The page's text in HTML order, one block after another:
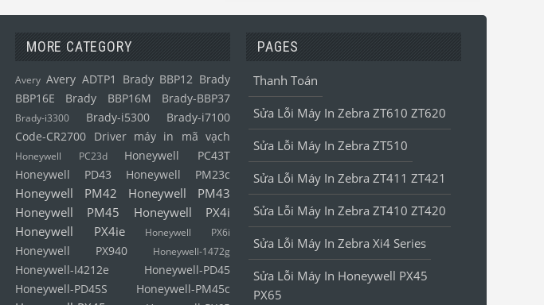
MORE CATEGORY
Avery Avery ADTP1 Brady BBP12 Brady
BBP16E
Brady BBP16M Brady-BBP37
Brady-i3300 Brady-i5300
Brady-i7100
Code-CR2700
Driver máy in mã vạch
Honeywell PC23d
Honeywell PC43T
Honeywell PD43
Honeywell PM23c
Honeywell PM42
Honeywell PM43
Honeywell PM45
Honeywell PX4i
Honeywell PX4ie
Honeywell PX6i
Honeywell PX940 Honeywell-1472g
Honeywell-I4212e
Honeywell-PD45
Honeywell-PD45S
Honeywell-PM45c
PAGES
Thanh Toán
Sửa Lỗi Máy In Zebra ZT610 ZT620
Sửa Lỗi Máy In Zebra ZT510
Sửa Lỗi Máy In Zebra ZT411 ZT421
Sửa Lỗi Máy In Zebra ZT410 ZT420
Sửa Lỗi Máy In Zebra Xi4 Series
Sửa Lỗi Máy In Honeywell PX45
PX65